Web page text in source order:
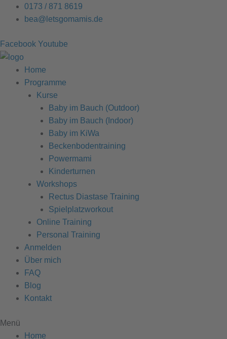
Inhalt
0173 / 871 8619
bea@letsgomamis.de
Facebook Youtube
Home
Programme
Kurse
Baby im Bauch (Outdoor)
Baby im Bauch (Indoor)
Baby im KiWa
Beckenbodentraining
Powermami
Kinderturnen
Workshops
Rectus Diastase Training
Spielplatzworkout
Online Training
Personal Training
Anmelden
Über mich
FAQ
Blog
Kontakt
Menü
Home